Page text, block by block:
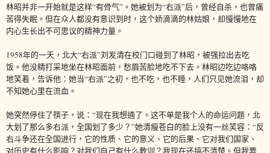
林昭并非一开始就是这样“有骨气”。她被划为“右派”后，曾经自杀，也曾痛
苦得失眠。但在众人都没有意识到时，这个娇滴滴的林姑娘，却慢慢地在
内心生长出不可思议的精神力量。
1958年的一天，北大“右派”刘发清在校门口碰到了林昭，被强拉出去吃
饭。他没精打采地坐在林昭面前，愁眉苦脸地吃不下去。林昭边吃边咯咯
地笑着，告诉他：她当“右派”之初，也不吃，也不睡，人们只见她流泪，却
不知她心里在流血。
她突然停住了筷子，说：“现在我想通了。这不单是我个人的命运问题，北
大划了那么多右派，全国划了多少？”她清瘦苍白的脸上没有一丝笑容：“反
右斗争还在全国进行，它的性质、它的意义、它的后果、它对我们国家、
对历史有什么影响？对我们自己有什么教训？我现在还搞不清楚。但我要